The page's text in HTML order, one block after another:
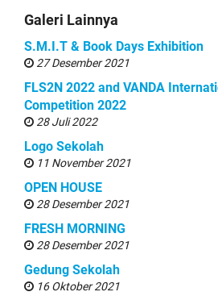
Galeri Lainnya
S.M.I.T & Book Days Exhibition
27 Desember 2021
FLS2N 2022 and VANDA
Competition 2022
28 Juli 2022
Logo Sekolah
11 November 2021
OPEN HOUSE
28 Desember 2021
FRESH MORNING
28 Desember 2021
Gedung Sekolah
16 Oktober 2021